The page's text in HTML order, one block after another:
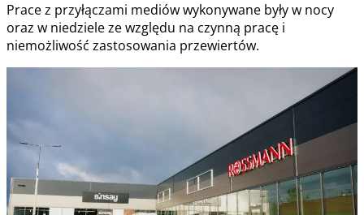
Prace z przyłączami mediów wykonywane były w nocy
oraz w niedziele ze względu na czynną pracę i
niemożliwość zastosowania przewiertów.